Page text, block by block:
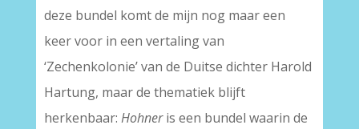
deze bundel komt de mijn nog maar een
keer voor in een vertaling van
‘Zechenkolonie’ van de Duitse dichter Harold
Hartung, maar de thematiek blijft
herkenbaar: Hohneris een bundel waarin de